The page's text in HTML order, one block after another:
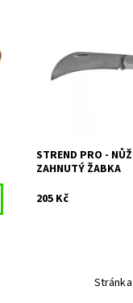
Značka:
STREND PRO -
ZAHNUTÝ ŽABKA
205 Kč
Stránka